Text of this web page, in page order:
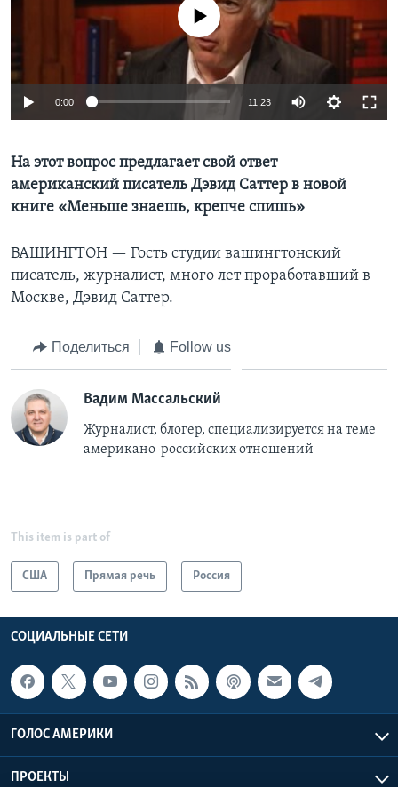
Learning English
СОЦИАЛЬНЫЕ СЕТИ
Языки
No media source currently available
0:00 11:23
На этот вопрос предлагает свой ответ
американский писатель Дэвид Саттер в новой
книге «Меньше знаешь, крепче спишь»
ВАШИНГТОН — Гость студии вашингтонский
писатель, журналист, много лет проработавший в
Москве, Дэвид Саттер.
Поделиться Follow us
Вадим Массальский
Журналист, блогер, специализируется на теме
американо-российских отношений
This item is part of
США Прямая речь Россия
СОЦИАЛЬНЫЕ СЕТИ
ГОЛОС АМЕРИКИ
ПРОЕКТЫ